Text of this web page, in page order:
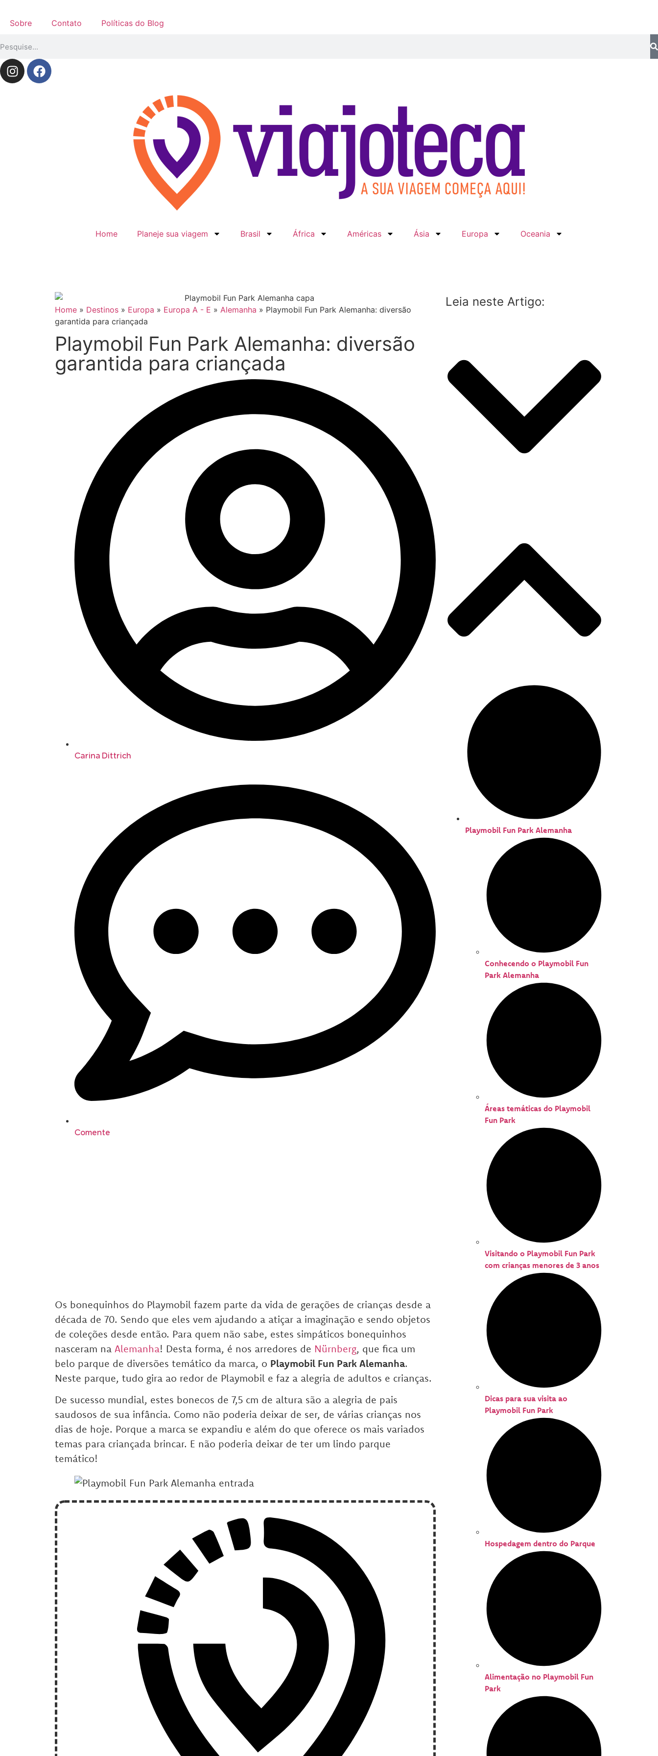
Sobre Contato Políticas do Blog
Home Planeje sua viagem Brasil África Américas Ásia Europa Oceania
Home » Destinos » Europa » Europa A - E » Alemanha » Playmobil Fun Park Alemanha: diversão
garantida para criançada
Playmobil Fun Park Alemanha: diversão
garantida para criançada
Carina Dittrich
Comente
Os bonequinhos do Playmobil fazem parte da vida de gerações de crianças desde a
década de 70. Sendo que eles vem ajudando a atiçar a imaginação e sendo objetos
de coleções desde então. Para quem não sabe, estes simpáticos bonequinhos
nasceram na Alemanha! Desta forma, é nos arredores de Nürnberg, que fica um
belo parque de diversões temático da marca, o Playmobil Fun Park Alemanha.
Neste parque, tudo gira ao redor de Playmobil e faz a alegria de adultos e crianças.
De sucesso mundial, estes bonecos de 7,5 cm de altura são a alegria de pais
saudosos de sua infância. Como não poderia deixar de ser, de várias crianças nos
dias de hoje. Porque a marca se expandiu e além do que oferece os mais variados
temas para criançada brincar. E não poderia deixar de ter um lindo parque
temático!
Leia neste Artigo:
Playmobil Fun Park Alemanha
Conhecendo o Playmobil Fun
Park Alemanha
Áreas temáticas do Playmobil
Fun Park
Visitando o Playmobil Fun Park
com crianças menores de 3 anos
Dicas para sua visita ao
Playmobil Fun Park
Hospedagem dentro do Parque
Alimentação no Playmobil Fun
Park